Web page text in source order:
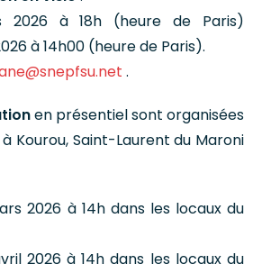
2026 à 18h (heure de Paris)
à 14h00 (heure de Paris).
.
en présentiel sont organisées
à Kourou, Saint-Laurent du Maroni
2026 à 14h dans les locaux du
2026 à 14h dans les locaux du